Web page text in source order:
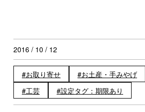
2016 / 10 / 12
お取り寄せ お土産・手みやげ
工芸
設定タグ：期限あり